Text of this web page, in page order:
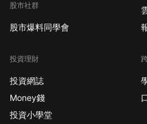
股市社群
股市爆料同學會
投資理財
投資網誌
Money錢
投資小學堂